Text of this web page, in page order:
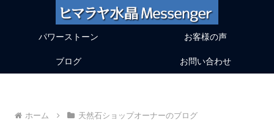
パワーストーン お客様の声
ブログ お問い合わせ
ホーム 天然石ショップオーナーのブログ